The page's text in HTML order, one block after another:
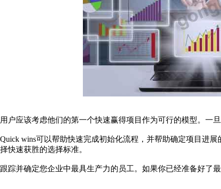
用户应该考虑他们的第一个快速赢得项目作为可行的模型。一
Quick wins可以帮助快速完成初始化流程，并帮助确定项目进
择快速获胜的选择标准。
跟踪并确定您企业中最具生产力的员工。如果你已经准备好了